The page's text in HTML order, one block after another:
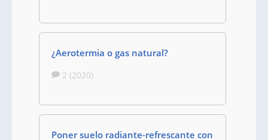
¿Aerotermia o gas natural?
2 (2020)
Poner suelo radiante-refrescante con